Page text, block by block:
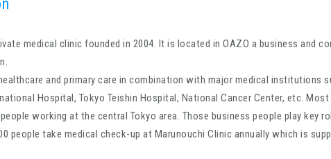
medical clinic founded in 2004. It is located in OAZO a business and
and primary care in combination with major medical institutions
Hospital, Tokyo Teishin Hospital, National Cancer Center, etc.
working at the central Tokyo area. Those business people play key
people take medical check-up at Marunouchi Clinic annually which is